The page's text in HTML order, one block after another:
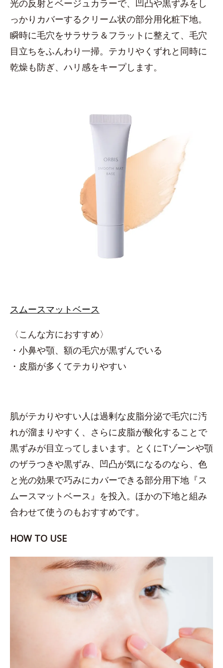
光の反射とベージュカラーで、凹凸や黒ずみをし
っかりカバーするクリーム状の部分用化粧下地。
瞬時に毛穴をサラサラ＆フラットに整えて、毛穴
目立ちをふんわり一掃。テカリやくずれと同時に
乾燥も防ぎ、ハリ感をキープします。
スムースマットベース
〈こんな方におすすめ〉
・小鼻や顎、額の毛穴が黒ずんでいる
・皮脂が多くてテカりやすい
肌がテカりやすい人は過剰な皮脂分泌で毛穴に汚
れが溜まりやすく、さらに皮脂が酸化することで
黒ずみが目立ってしまいます。とくにTゾーンや顎
のザラつきや黒ずみ、凹凸が気になるのなら、色
と光の効果で巧みにカバーできる部分用下地『ス
ムースマットベース』を投入。ほかの下地と組み
合わせて使うのもおすすめです。
HOW TO USE